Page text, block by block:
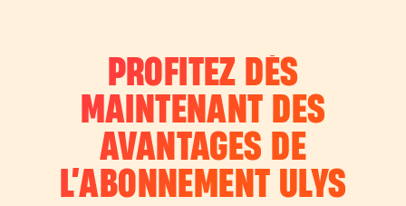
PROFITEZ DÈS
MAINTENANT DES
AVANTAGES DE
L’ABONNEMENT ULYS